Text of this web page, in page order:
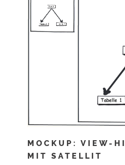
MOCKUP: VIEW-
MIT SATELLIT